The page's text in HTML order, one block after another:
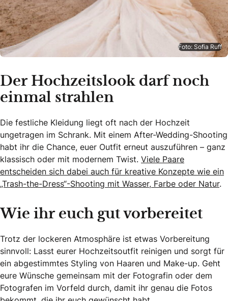
Foto: Sofia Ruff
Der Hochzeitslook darf noch
einmal strahlen
Die festliche Kleidung liegt oft nach der Hochzeit
ungetragen im Schrank. Mit einem After-Wedding-Shooting
habt ihr die Chance, euer Outfit erneut auszuführen – ganz
klassisch oder mit modernem Twist. Viele Paare
entscheiden sich dabei auch für kreative Konzepte wie ein
„Trash-the-Dress“-Shooting mit Wasser, Farbe oder Natur.
Wie ihr euch gut vorbereitet
Trotz der lockeren Atmosphäre ist etwas Vorbereitung
sinnvoll: Lasst eurer Hochzeitsoutfit reinigen und sorgt für
ein abgestimmtes Styling von Haaren und Make-up. Geht
eure Wünsche gemeinsam mit der Fotografin oder dem
Fotografen im Vorfeld durch, damit ihr genau die Fotos